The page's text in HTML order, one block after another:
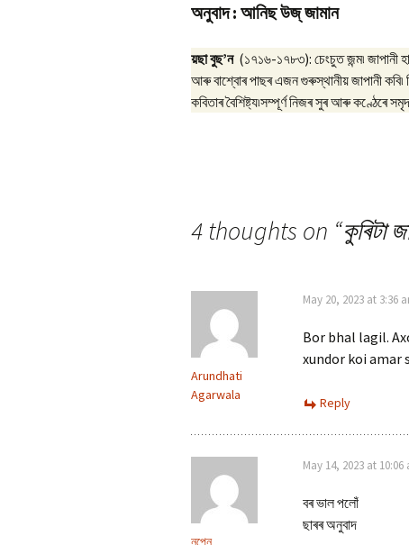
অনুবাদ : আনিছ উজ্ জামান
য়ছা বুছ’ন (১৭১৬-১৭৮৩): চেংচুত জন্ম৷ জাপানী
আৰু বাশ্বোৰ পাছৰ এজন গুৰুস্থানীয় জাপানী কবি৷
কবিতাৰ বৈশিষ্ট্য৷সম্পূৰ্ণ নিজৰ সুৰ আৰু কণ্ঠেৰে
4 thoughts on “কুৰিটা
Arundhati
Agarwala
May 20, 2023 at 3:36
Bor bhal lagil.
xundor koi amar
Reply
নৃপেন
May 14, 2023 at 10:06
বৰ ভাল পলোঁ
ছাৰৰ অনুবাদ